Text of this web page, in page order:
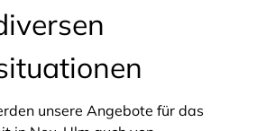
unsere Angebote für das